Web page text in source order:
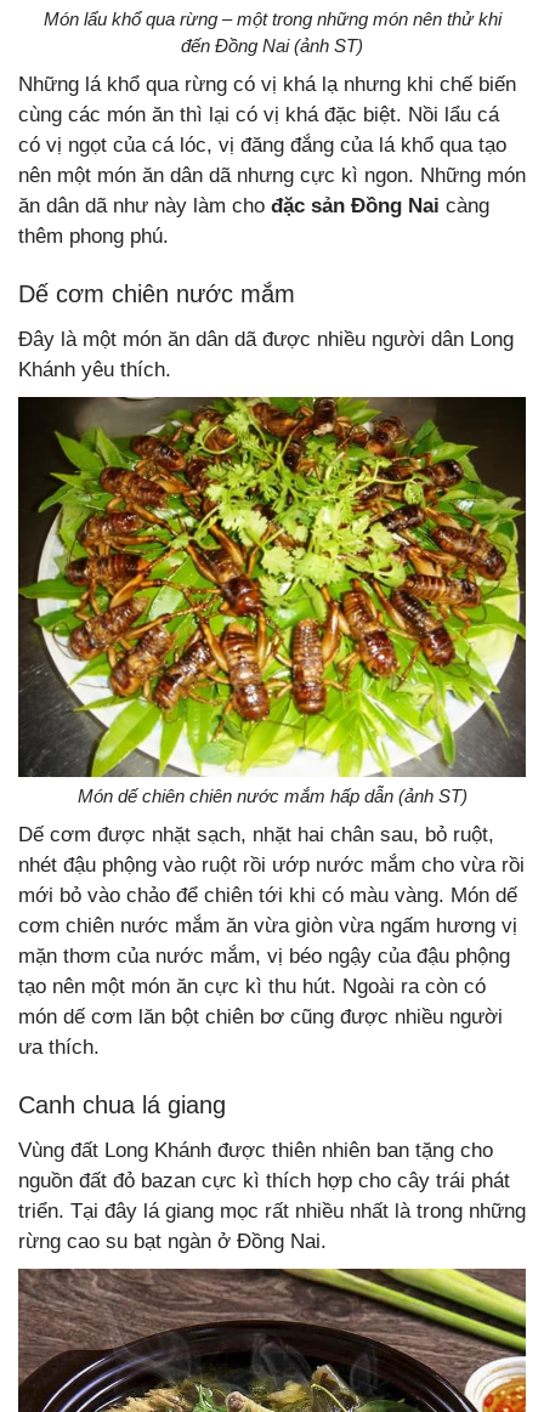
Món lẩu khổ qua rừng – một trong những món nên thử khi
đến Đồng Nai (ảnh ST)
Những lá khổ qua rừng có vị khá lạ nhưng khi chế biến
cùng các món ăn thì lại có vị khá đặc biệt. Nồi lẩu cá
có vị ngọt của cá lóc, vị đăng đắng của lá khổ qua tạo
nên một món ăn dân dã nhưng cực kì ngon. Những món
ăn dân dã như này làm cho đặc sản Đồng Nai càng
thêm phong phú.
Dế cơm chiên nước mắm
Đây là một món ăn dân dã được nhiều người dân Long
Khánh yêu thích.
Món dế chiên chiên nước mắm hấp dẫn (ảnh ST)
Dế cơm được nhặt sạch, nhặt hai chân sau, bỏ ruột,
nhét đậu phộng vào ruột rồi ướp nước mắm cho vừa rồi
mới bỏ vào chảo để chiên tới khi có màu vàng. Món dế
cơm chiên nước mắm ăn vừa giòn vừa ngấm hương vị
mặn thơm của nước mắm, vị béo ngậy của đậu phộng
tạo nên một món ăn cực kì thu hút. Ngoài ra còn có
món dế cơm lăn bột chiên bơ cũng được nhiều người
ưa thích.
Canh chua lá giang
Vùng đất Long Khánh được thiên nhiên ban tặng cho
nguồn đất đỏ bazan cực kì thích hợp cho cây trái phát
triển. Tại đây lá giang mọc rất nhiều nhất là trong những
rừng cao su bạt ngàn ở Đồng Nai.